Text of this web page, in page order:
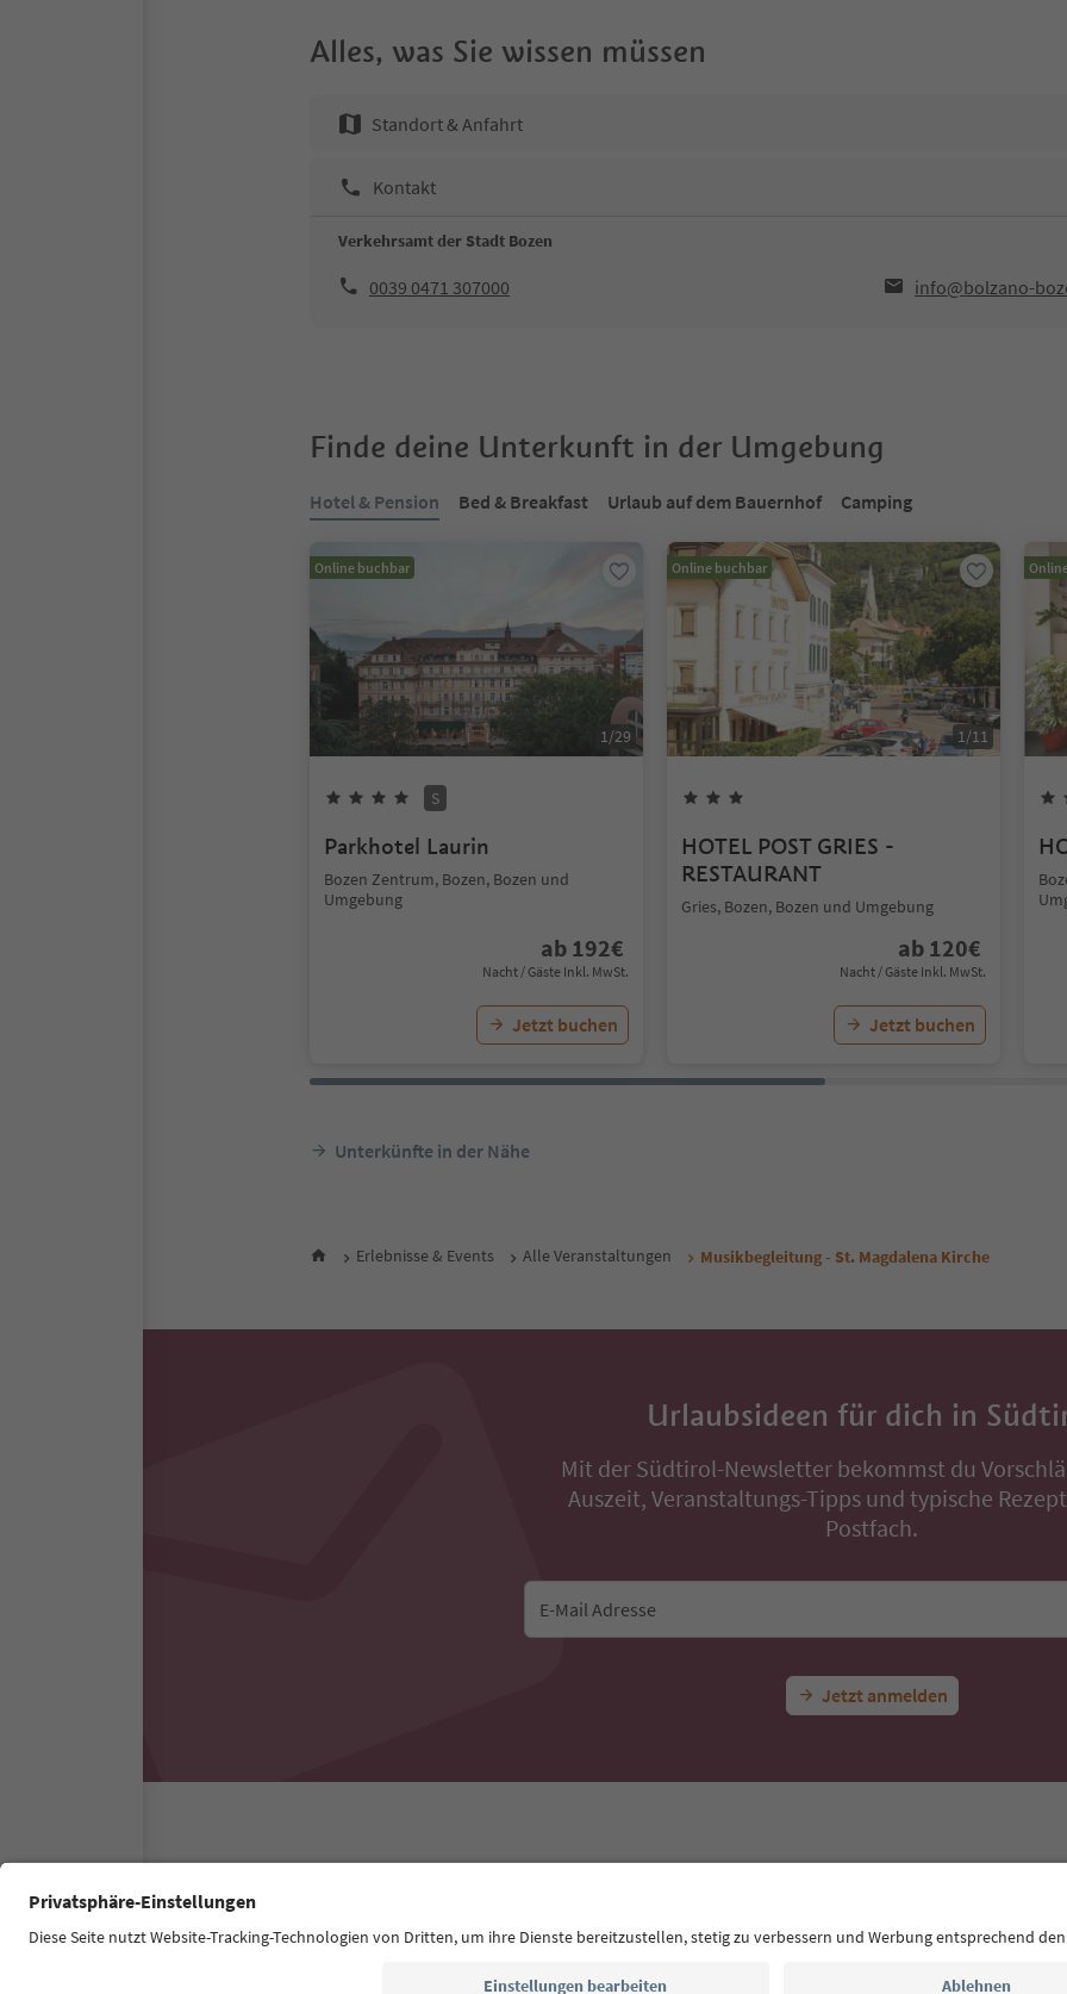
Alles, was Sie wissen müssen
Standort & Anfahrt
Kontakt
Verkehrsamt der Stadt Bozen
0039 0471 307000 info@bolzano-
Finde deine Unterkunft in der Umgebung
Hotel & Pension Bed & Breakfast Urlaub auf dem Bauernhof Camping
Online buchbar
1/29
S
Parkhotel Laurin
Bozen Zentrum, Bozen, Bozen und
Umgebung
ab 192€
Nacht / Gäste Inkl. MwSt.
Jetzt buchen
Online buchbar
1/11
HOTEL POST GRIES -
RESTAURANT
Gries, Bozen, Bozen und Umgebung
ab 120€
Nacht / Gäste Inkl. MwSt.
Jetzt buchen
Unterkünfte in der Nähe
Erlebnisse & Events Alle Veranstaltungen Musikbegleitung - St. Magdalena Kirche
Urlaubsideen für dich in
Mit der Südtirol-Newsletter bekommst du
Auszeit, Veranstaltungs-Tipps und typische
Postfach.
E-Mail Adresse
Jetzt anmelden